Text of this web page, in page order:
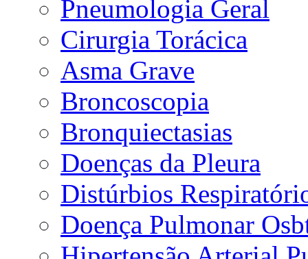
Pneumologia Geral
Cirurgia Torácica
Asma Grave
Broncoscopia
Bronquiectasias
Doenças da Pleura
Distúrbios
Doença Pulmonar